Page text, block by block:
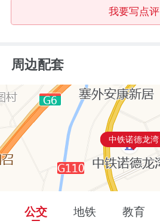
我要写点评
周边配套
中铁诺德龙湾
公交 地铁 教育